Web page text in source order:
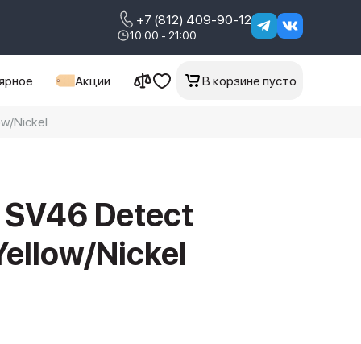
+7 (812) 409-90-12
10:00 - 21:00
Акции В корзине пусто
Nickel
Detect
Nickel